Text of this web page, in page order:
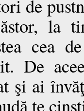
de
la
cea
De
şi ai
te